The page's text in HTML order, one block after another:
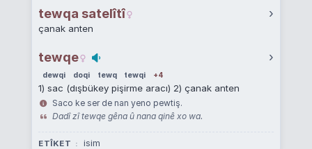
tewqa satelîtî ›
çanak anten
tewqe ›
dewqi doqi tewq tewqi +4
1) sac (dışbükey pişirme aracı) 2) çanak anten
Saco ke ser de nan yeno pewtiş.
Dadî zî tewqe gêna û nana qinê xo wa.
ETÎKET isim